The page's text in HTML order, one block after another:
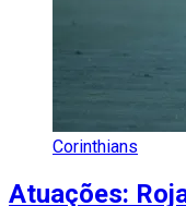
Corinthians
Atuações: